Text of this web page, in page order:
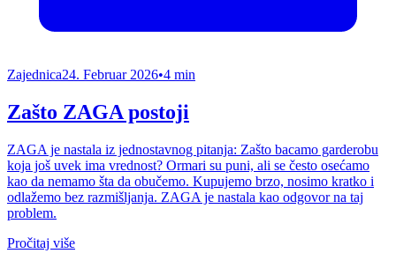
Zajednica24. Februar 2026•4 min
Zašto ZAGA postoji
ZAGA je nastala iz jednostavnog pitanja: Zašto bacamo garderobu
koja još uvek ima vrednost? Ormari su puni, ali se često osećamo
kao da nemamo šta da obučemo. Kupujemo brzo, nosimo kratko i
odlažemo bez razmišljanja. ZAGA je nastala kao odgovor na taj
problem.
Pročitaj više